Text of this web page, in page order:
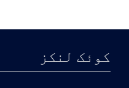
کوئک لنکز